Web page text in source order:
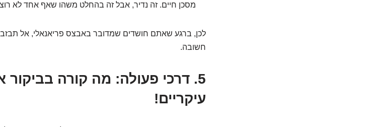
מסכן חיים. זה נדיר, אבל זה בהחלט משהו שאף אחד לא
לכן, ברגע שאתם חושדים שמדובר באבצס פריאנאלי, אל
חשובה.
עיקריים!